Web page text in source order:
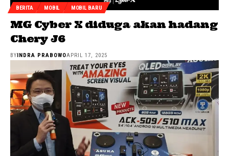
BERITA MOBIL MOBIL BARU
MG Cyber X diduga akan hadang
Chery J6
BY INDRA PRABOWOAPRIL 17, 2025